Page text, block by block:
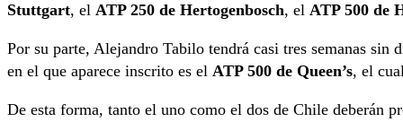
Stuttgart, el ATP 250 de Hertogenbosch, el ATP 500 de
Por su parte, Alejandro Tabilo tendrá casi tres semanas sin
en el que aparece inscrito es el ATP 500 de Queen’s, el
De esta forma, tanto el uno como el dos de Chile deberán